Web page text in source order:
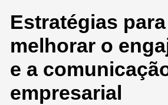
Estratégias para
melhorar o
e a
empresarial